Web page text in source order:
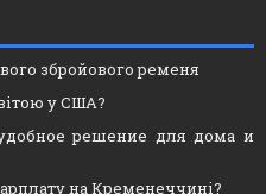
збройового ременя
у США?
решение для дома и
на Кременеччині?